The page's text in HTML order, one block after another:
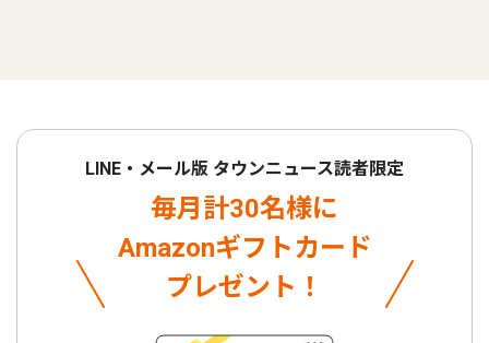
LINE・メール版 タウンニュース読者限定
毎月計30名様に
Amazonギフトカード
プレゼント！